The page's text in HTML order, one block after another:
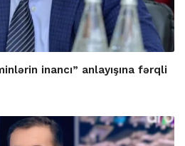
inancı” anlayışına fərqli